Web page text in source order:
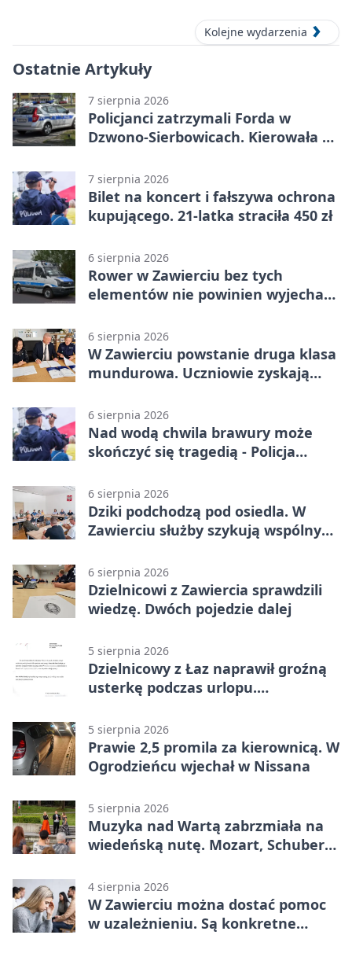
Kolejne wydarzenia
Ostatnie Artykuły
7 sierpnia 2026
Policjanci zatrzymali Forda w
Dzwono-Sierbowicach. Kierowała po
7 sierpnia 2026
Bilet na koncert i fałszywa ochrona
kupującego. 21-latka straciła 450 zł
6 sierpnia 2026
Rower w Zawierciu bez tych
elementów nie powinien wyjechać
6 sierpnia 2026
W Zawierciu powstanie druga klasa
mundurowa. Uczniowie zyskają
6 sierpnia 2026
Nad wodą chwila brawury może
skończyć się tragedią - Policja
6 sierpnia 2026
Dziki podchodzą pod osiedla. W
Zawierciu służby szykują wspólny
6 sierpnia 2026
Dzielnicowi z Zawiercia sprawdzili
wiedzę. Dwóch pojedzie dalej
5 sierpnia 2026
Dzielnicowy z Łaz naprawił groźną
usterkę podczas urlopu.
5 sierpnia 2026
Prawie 2,5 promila za kierownicą. W
Ogrodzieńcu wjechał w Nissana
5 sierpnia 2026
Muzyka nad Wartą zabrzmiała na
wiedeńską nutę. Mozart, Schubert i
4 sierpnia 2026
W Zawierciu można dostać pomoc
w uzależnieniu. Są konkretne